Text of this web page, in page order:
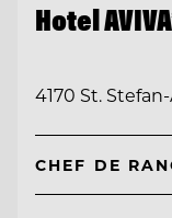
Hotel
4170 St.